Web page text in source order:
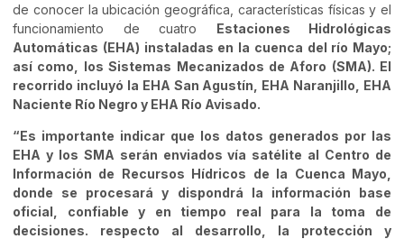
de conocer la ubicación geográfica, características físicas y el
funcionamiento de cuatro Estaciones Hidrológicas
Automáticas (EHA) instaladas en la cuenca del río Mayo;
así como, los Sistemas Mecanizados de Aforo (SMA). El
recorrido incluyó la EHA San Agustín, EHA Naranjillo, EHA
Naciente Río Negro y EHA Río Avisado.
“Es importante indicar que los datos generados por las
EHA y los SMA serán enviados vía satélite al Centro de
Información de Recursos Hídricos de la Cuenca Mayo,
donde se procesará y dispondrá la información base
oficial, confiable y en tiempo real para la toma de
decisiones. respecto al desarrollo, la protección y